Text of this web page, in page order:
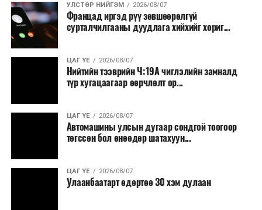
Санхүүгийн хэмнэлтийн горимыг 2026 оны
арванхоёрдугаар сарын 31 хүртэл мөрдөнө. Харин
эрүүл мэндийн салбар уг хэмнэлтийн горимд
хамрагдахгүй бөгөөд цэцэрлэг, сургуулийн хүүхдийн
эрт илрүүлэг, вакцинжуулалт, томуу, томуу төст
өвчний эсрэг арга хэмжээ зэрэг зайлшгүй
үргэлжилнэ гэж Ерөнхий сайд Н.Учрал онцоллоо.
Мөн бүх шатны төсвийн ерөнхийлөн захирагч нарт
салбар бүрдээ урсгал зардлыг 20 хувиар бууруулах,
нөхөн томилгоо хийхгүй байх, аялал, амралт, зугаалга,
хамт олны урлаг, спортын арга хэмжээг зохион
байгуулахгүй байх, төрийн албанд шинэ орон тоо бий
УЛСТӨР НИЙГЭМ 2026/08/07
Францад иргэд рүү зөвшөөрөлгүй
сурталчилгааны дуудлага хийхийг хориг...
ЦАГ ҮЕ 2026/08/07
Нийтийн тээврийн Ч:19А чиглэлийн замналд
түр хугацаагаар өөрчлөлт ор...
ЦАГ ҮЕ 2026/08/07
Автомашины улсын дугаар сондгой тоогоор
төгссөн бол өнөөдөр шатахуун...
ЦАГ ҮЕ 2026/08/07
Улаанбаатарт өдөртөө 30 хэм дулаан